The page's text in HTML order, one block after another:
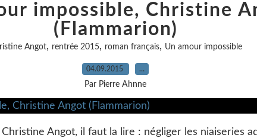
impossible, Christine
(Flammarion)
Angot, rentrée 2015, roman français, Un amour impossible
04.09.2015 …
Par Pierre Ahnne
Christine Angot, il faut la lire : négliger les niaiseries